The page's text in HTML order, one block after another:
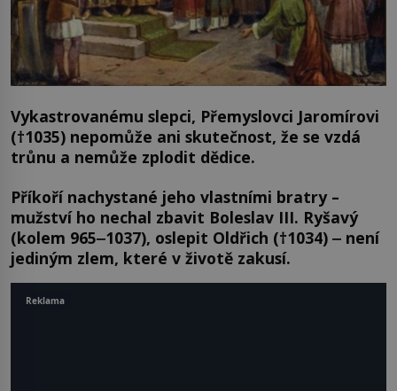
Vykastrovanému slepci, Přemyslovci Jaromírovi
(†1035) nepomůže ani skutečnost, že se vzdá
trůnu a nemůže zplodit dědice.
Příkoří nachystané jeho vlastními bratry –
mužství ho nechal zbavit Boleslav III. Ryšavý
(kolem 965‒1037), oslepit Oldřich (†1034) ‒ není
jediným zlem, které v životě zakusí.
Reklama